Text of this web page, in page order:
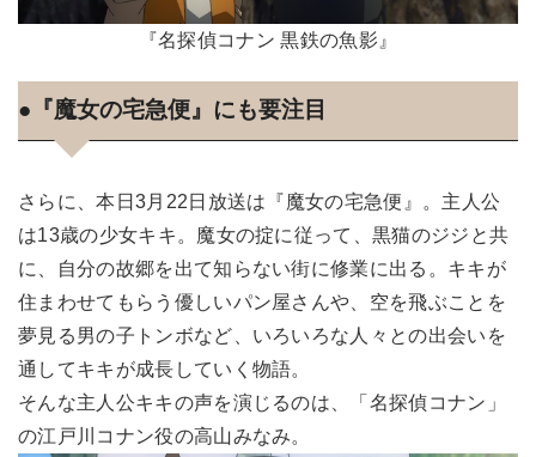
『名探偵コナン 黒鉄の魚影』
●『魔女の宅急便』にも要注目
さらに、本日3月22日放送は『魔女の宅急便』。主人公
は13歳の少女キキ。魔女の掟に従って、黒猫のジジと共
に、自分の故郷を出て知らない街に修業に出る。キキが
住まわせてもらう優しいパン屋さんや、空を飛ぶことを
夢見る男の子トンボなど、いろいろな人々との出会いを
通してキキが成長していく物語。
そんな主人公キキの声を演じるのは、「名探偵コナン」
の江戸川コナン役の高山みなみ。